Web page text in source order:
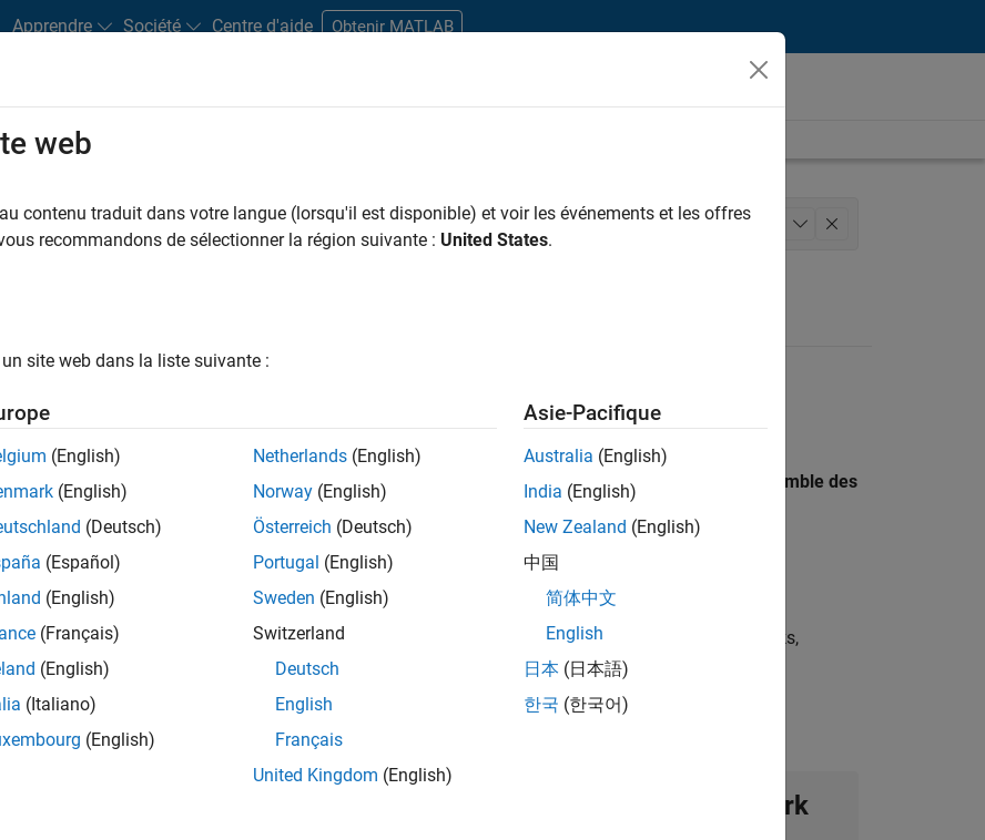
Apprendre Société Centre d'aide Obtenir MATLAB
Étudiants et carrières
Développement de produits Ingénierie de la qualité Ingénierie des processus logiciels
de poste n’ont pas toutes été traduites. Effectuez une recherche par lieu pour trouver l’ensemble des
de votre région.
Software Quality Engineer
Software Quality Engineer
Meudon| Ingénierie de la qualité | Expérimenté(e)
your C/C++ development skills to design and develop test strategies, scalable test frameworks,
test suites, Hands-on testing for Polyspace.
Rejoignez notre Talent Network
web
contenu traduit dans votre langue (lorsqu'il est disponible) et voir les événements et les offres
recommandons de sélectionner la région suivante : United States.
site web dans la liste suivante :
(English)
(English)
(Deutsch)
(Español)
(English)
(Français)
(English)
(Italiano)
(English)
Netherlands (English)
Norway (English)
Österreich (Deutsch)
Portugal (English)
Sweden (English)
Switzerland
Deutsch
English
Français
United Kingdom (English)
Asie-Pacifique
Australia (English)
India (English)
New Zealand (English)
中国
简体中文
English
日本 (日本語)
한국 (한국어)